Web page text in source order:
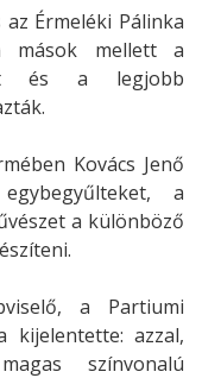
Érmeléki Pálinka
mások mellett a
és a legjobb
Kovács Jenő
a
a különböző
a Partiumi
kijelentette: azzal,
színvonalú